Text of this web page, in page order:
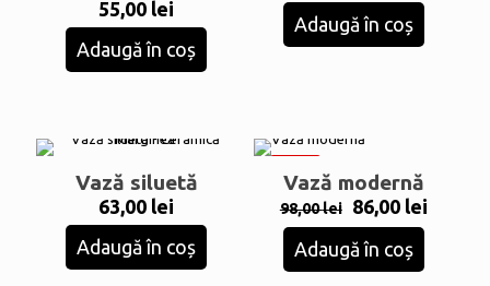
5.00
din 5
55,00 lei
Adaugă în coș
Adaugă în coș
Vază siluetă
63,00 lei
Adaugă în coș
Vază modernă
98,00lei
Prețul
inițial
a
fost:
86,00 leiPrețul
Adaugă în coș